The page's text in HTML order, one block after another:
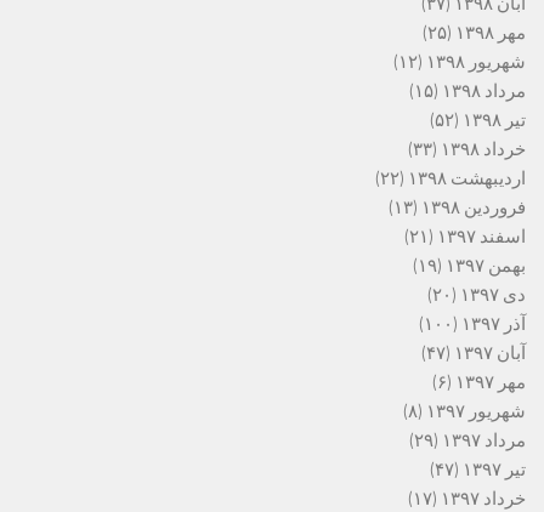
مهر ۱۳۹۸
(۲۵)
شهریور ۱۳۹۸
(۱۲)
مرداد ۱۳۹۸
(۱۵)
تیر ۱۳۹۸
(۵۲)
خرداد ۱۳۹۸
(۳۳)
اردیبهشت ۱۳۹۸
(۲۲)
فروردین ۱۳۹۸
(۱۳)
اسفند ۱۳۹۷
(۲۱)
بهمن ۱۳۹۷
(۱۹)
دی ۱۳۹۷
(۲۰)
آذر ۱۳۹۷
(۱۰۰)
آبان ۱۳۹۷
(۴۷)
مهر ۱۳۹۷
(۶)
شهریور ۱۳۹۷
(۸)
مرداد ۱۳۹۷
(۲۹)
تیر ۱۳۹۷
(۴۷)
خرداد ۱۳۹۷
(۱۷)